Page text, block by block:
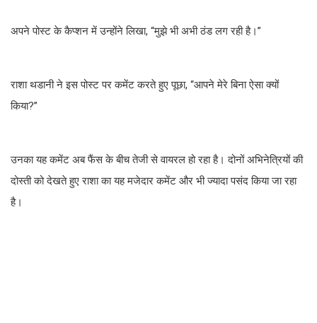
अपने पोस्ट के कैप्शन में उन्होंने लिखा, “मुझे भी अभी ठंड लग रही है।”
राशा थडानी ने इस पोस्ट पर कमेंट करते हुए पूछा, “आपने मेरे बिना ऐसा क्यों
किया?”
उनका यह कमेंट अब फैंस के बीच तेजी से वायरल हो रहा है। दोनों अभिनेत्रियों की
दोस्ती को देखते हुए राशा का यह मजेदार कमेंट और भी ज्यादा पसंद किया जा रहा
है।